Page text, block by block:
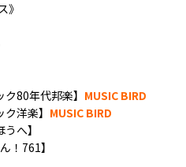
》
80年代邦楽】 MUSIC BIRD
洋楽】 MUSIC BIRD
へ】
！761】